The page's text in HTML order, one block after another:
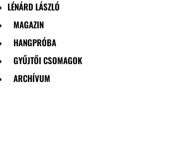
LÉNÁRD LÁSZLÓ
MAGAZIN
HANGPRÓBA
GYŰJTŐI CSOMAGOK
ARCHÍVUM